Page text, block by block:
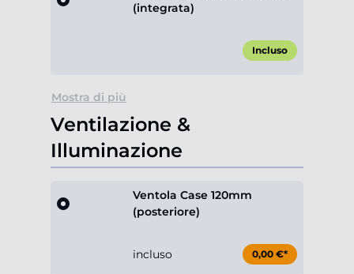
(integrata)
Incluso
Mostra di più
Ventilazione &
Illuminazione
Ventola Case 120mm
(posteriore)
incluso 0,00 €*